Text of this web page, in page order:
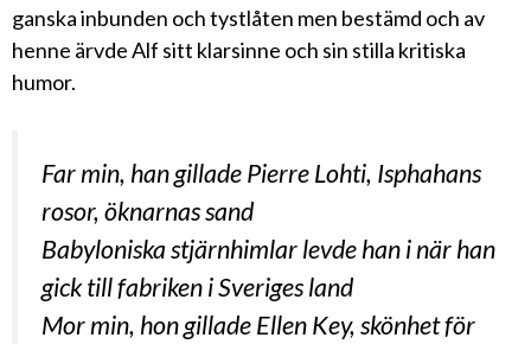
ganska inbunden och tystlåten men bestämd och av
henne ärvde Alf sitt klarsinne och sin stilla kritiska
humor.
Far min, han gillade Pierre Lohti, Isphahans
rosor, öknarnas sand
Babyloniska stjärnhimlar levde han i när han
gick till fabriken i Sveriges land
Mor min, hon gillade Ellen Key, skönhet för